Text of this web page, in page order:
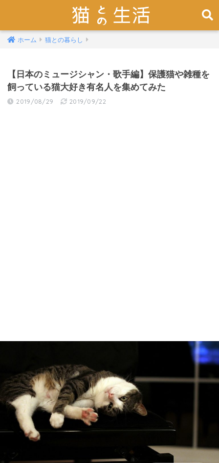
ホーム 猫との暮らし
【日本のミュージシャン・歌手編】保護猫や雑種を
飼っている猫大好き有名人を集めてみた
2019/08/29 2019/09/22